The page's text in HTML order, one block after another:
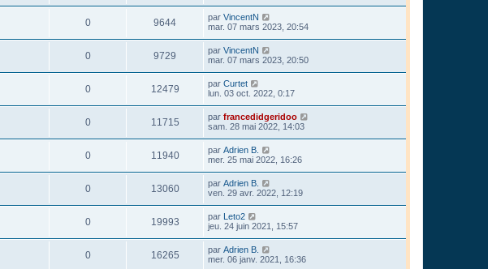
0 9644 par VincentN
mar. 07 mars 2023, 20:54
0 9729 par VincentN
mar. 07 mars 2023, 20:50
0 12479 par Curtet
lun. 03 oct. 2022, 0:17
0 11715 par francedidgeridoo
sam. 28 mai 2022, 14:03
0 11940 par Adrien B.
mer. 25 mai 2022, 16:26
0 13060 par Adrien B.
ven. 29 avr. 2022, 12:19
0 19993 par
Leto2
jeu. 24 juin 2021, 15:57
0 16265 par Adrien B.
mer. 06 janv. 2021, 16:36